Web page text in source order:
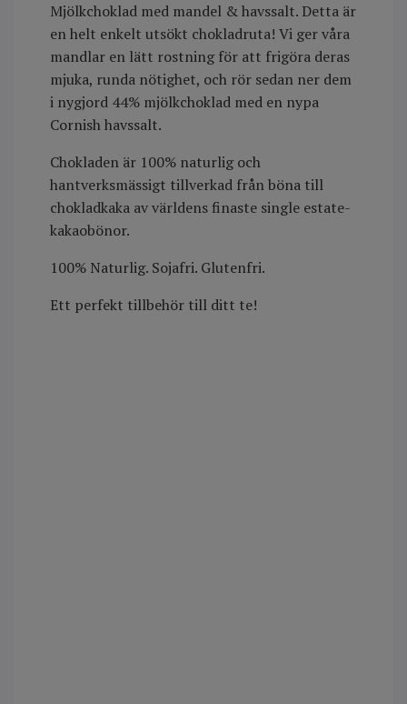
Mjölkchoklad med mandel & havssalt. Detta är
en helt enkelt utsökt chokladruta! Vi ger våra
mandlar en lätt rostning för att frigöra deras
mjuka, runda nötighet, och rör sedan ner dem
i nygjord 44% mjölkchoklad med en nypa
Cornish havssalt.
Chokladen är 100% naturlig och
hantverksmässigt tillverkad från böna till
chokladkaka av världens finaste single estate-
kakaobönor.
100% Naturlig. Sojafri. Glutenfri.
Ett perfekt tillbehör till ditt te!